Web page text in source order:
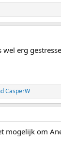
wel erg
CasperW
mogelijk om